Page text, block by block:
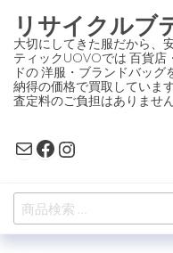
ン
テ
ン
ツ
プ
リサイクルブ
大切にしてきた服だから、
ティックUOVOでは 百貨店
ドの 洋服・ブランドバッグ
納得の価格で買取していま
査定料のご負担はありませ
MailFacebook
Instagram
検
索